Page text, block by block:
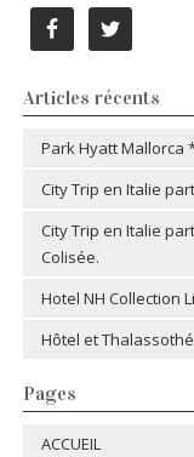
Articles récents
Park Hyatt
City Trip en Italie
City Trip en Italie
Colisée.
Hotel NH Collection
Hôtel et
Pages
ACCUEIL